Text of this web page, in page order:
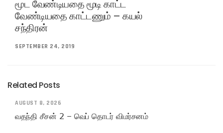
மூட வேண்டியதை மூடி காட்ட
வேண்டியதை காட்டணும் – கயல்
சந்திரன்
SEPTEMBER 24, 2019
Related Posts
AUGUST 8, 2026
வதந்தி சீசன் 2 – வெப் தொடர் விமர்சனம்